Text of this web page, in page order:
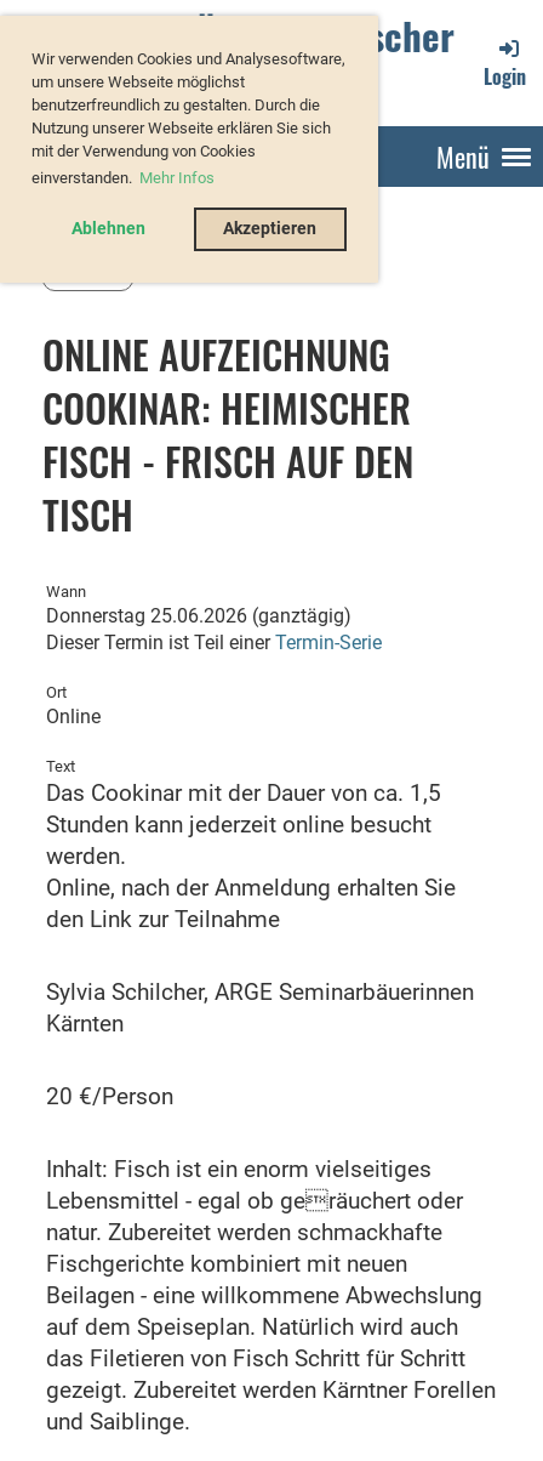
Wir verwenden Cookies und Analysesoftware,
um unsere Webseite möglichst
benutzerfreundlich zu gestalten. Durch die
Nutzung unserer Webseite erklären Sie sich
mit der Verwendung von Cookies
einverstanden. Mehr Infos
Ablehnen Akzeptieren
Verband Österreichischer
Forellenzüchter
Login
Menü
ONLINE AUFZEICHNUNG
COOKINAR: HEIMISCHER
FISCH - FRISCH AUF DEN
TISCH
Wann
Donnerstag 25.06.2026 (ganztägig)
Dieser Termin ist Teil einerTermin-Serie
Ort
Online
Text
Das Cookinar mit der Dauer von ca. 1,5
Stunden kann jederzeit online besucht
werden.
Online, nach der Anmeldung erhalten Sie
den Link zur Teilnahme
Sylvia Schilcher, ARGE Seminarbäuerinnen
Kärnten
20 €/Person
Inhalt: Fisch ist ein enorm vielseitiges
Lebensmittel - egal ob geräuchert oder
natur. Zubereitet werden schmackhafte
Fischgerichte kombiniert mit neuen
Beilagen - eine willkommene Abwechslung
auf dem Speiseplan. Natürlich wird auch
das Filetieren von Fisch Schritt für Schritt
gezeigt. Zubereitet werden Kärntner Forellen
und Saiblinge.